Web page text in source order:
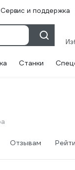
Сервис и поддержка
Станки
Отзывам